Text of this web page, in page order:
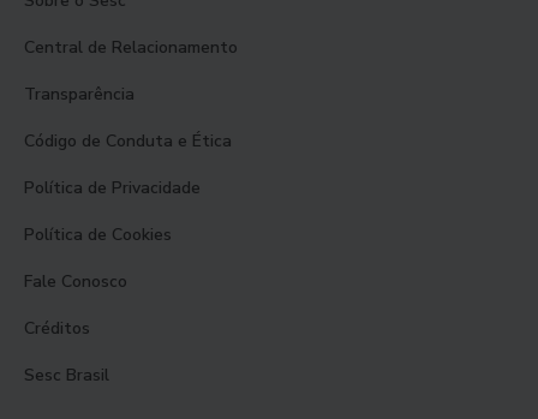
Central de Relacionamento
Transparência
Código de Conduta e Ética
Política de Privacidade
Política de Cookies
Fale Conosco
Créditos
Sesc Brasil